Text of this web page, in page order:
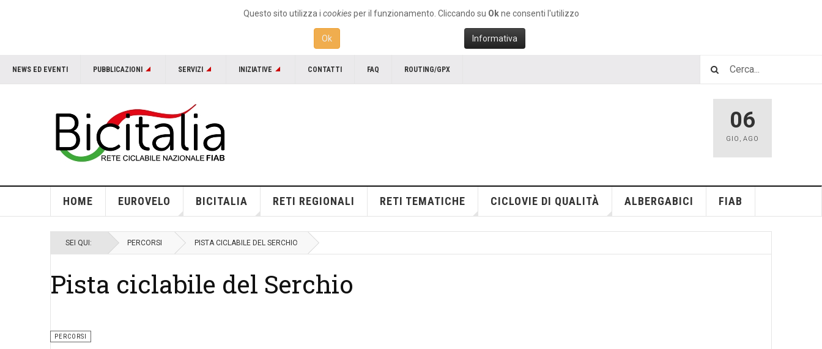
Questo sito utilizza i cookiesper il funzionamento. Cliccando su Okne consenti l'utilizzo
Ok Informativa
NEWS ED EVENTI PUBBLICAZIONI SERVIZI INIZIATIVE CONTATTI FAQ ROUTING/GPX
06
GIO , AGO
HOME EUROVELO BICITALIA RETI REGIONALI RETI TEMATICHE CICLOVIE DI QUALITÀ ALBERGABICI FIAB
SEI QUI: PERCORSI PISTA CICLABILE DEL SERCHIO
Pista ciclabile del Serchio
PERCORSI